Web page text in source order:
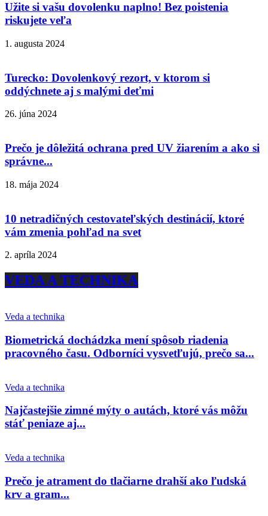
Užite si vašu dovolenku naplno! Bez poistenia
riskujete veľa
1. augusta 2024
Turecko: Dovolenkový rezort, v ktorom si
oddýchnete aj s malými deťmi
26. júna 2024
Prečo je dôležitá ochrana pred UV žiarením a ako si
správne...
18. mája 2024
10 netradičných cestovateľských destinácií, ktoré
vám zmenia pohľad na svet
2. apríla 2024
VEDA A TECHNIKA
Veda a technika
Biometrická dochádzka mení spôsob riadenia
pracovného času. Odborníci vysvetľujú, prečo sa...
Veda a technika
Najčastejšie zimné mýty o autách, ktoré vás môžu
stáť peniaze aj...
Veda a technika
Prečo je atrament do tlačiarne drahší ako ľudská
krv a gram...